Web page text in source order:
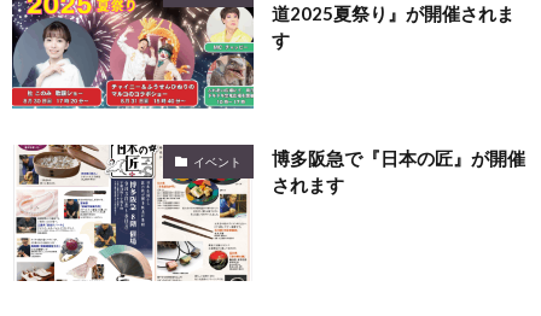
道2025夏祭り』が開催されま
す
イベント
博多阪急で『日本の匠』が開催
されます